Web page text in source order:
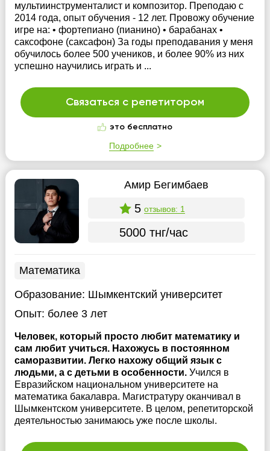
мультиинструменталист и композитор. Преподаю с
2014 года, опыт обучения - 12 лет. Провожу обучение
игре на: • фортепиано (пианино) • барабанах •
саксофоне (саксафон) За годы преподавания у меня
обучилось более 500 учеников, и более 90% из них
успешно научились играть и ...
Связаться с репетитором
это бесплатно
Подробнее
Амир Бегимбаев
5 отзывов: 1
5000 тнг/час
Математика
Образование: Шымкентский университет
Опыт: более 3 лет
Человек, который просто любит математику и
сам любит учиться. Нахожусь в постоянном
саморазвитии. Легко нахожу общий язык с
людьми, а с детьми в особенности. Учился в
Евразийском национальном университете на
математика бакалавра. Магистратуру оканчивал в
Шымкентском университете. В целом, репетиторской
деятельностью занимаюсь уже после школы.